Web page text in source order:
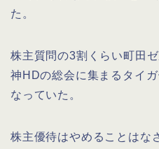
た。
株主質問の3割くらい町田
神HDの総会に集まるタイ
なっていた。
株主優待はやめることはな